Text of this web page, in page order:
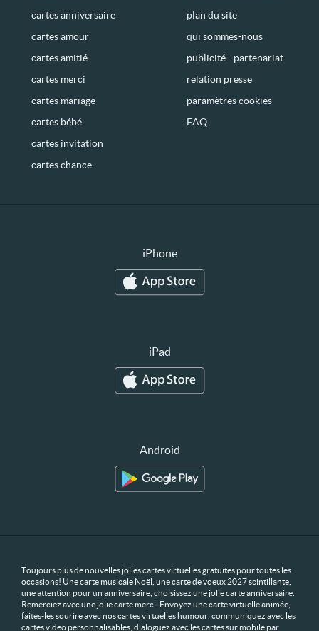
cartes anniversaire
cartes amour
cartes amitié
cartes merci
cartes mariage
cartes bébé
cartes invitation
cartes chance
plan du site
qui sommes-nous
publicité - partenariat
relation presse
paramètres cookies
FAQ
iPhone
iPad
Android
Toujours plus de nouvelles jolies cartes virtuelles gratuites pour toutes les
occasions! Une carte musicale Noël, une carte de voeux 2027 scintillante,
une attention pour un anniversaire, choisissez une jolie carte anniversaire.
Remerciez avec une jolie carte merci. Envoyez une carte virtuelle animée,
faites-les sourire avec nos cartes virtuelles humour, communiquez avec les
cartes video personnalisables, dialoguez avec les cartes sur mobile par